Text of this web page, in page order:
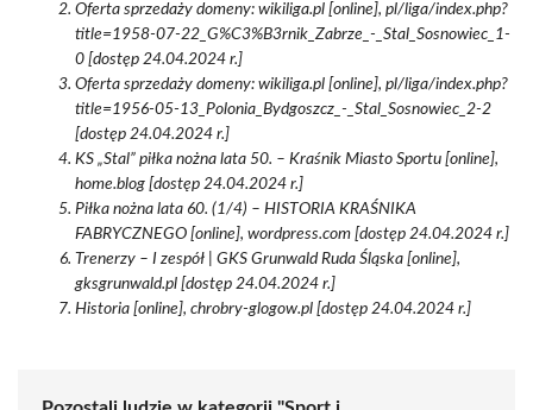
Oferta sprzedaży domeny: wikiliga.pl [online], pl/liga/index.php?
title=1958-07-22_G%C3%B3rnik_Zabrze_-_Stal_Sosnowiec_1-
0 [dostęp 24.04.2024 r.]
Oferta sprzedaży domeny: wikiliga.pl [online], pl/liga/index.php?
title=1956-05-13_Polonia_Bydgoszcz_-_Stal_Sosnowiec_2-2
[dostęp 24.04.2024 r.]
KS „Stal” piłka nożna lata 50. – Kraśnik Miasto Sportu [online],
home.blog [dostęp 24.04.2024 r.]
Piłka nożna lata 60. (1/4) – HISTORIA KRAŚNIKA
FABRYCZNEGO [online], wordpress.com [dostęp 24.04.2024 r.]
Trenerzy – I zespół | GKS Grunwald Ruda Śląska [online],
gksgrunwald.pl [dostęp 24.04.2024 r.]
Historia [online], chrobry-glogow.pl [dostęp 24.04.2024 r.]